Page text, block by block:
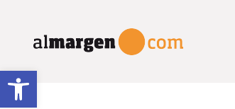
Abrir barra de herramientas